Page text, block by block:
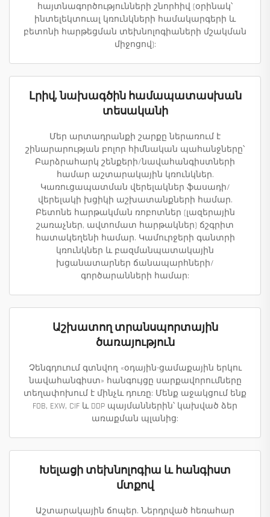
հայտնագործությունների շնորհիվ (օրինակ՝
ինտելեկտուալ կռունկների համակարգերի և
բետոնի հարթեցման տեխնոլոգիաների մշակման
միջոցով):
Լրիվ, նախագծին համապատասխան
տեսականի
Մեր արտադրանքի շարքը ներառում է
շինարարության բոլոր հիմնական պահանջները՝
Բարձրահարկ շենքերի/նավահանգիստների
համար աշտարակային կռունկներ.
Կառուցապատման վերելակներ ֆասադի/
վերելակի խցիկի աշխատանքների համար.
Բետոնե հարթակման ռոբոտներ (լազերային
շառաչներ, ավտոմատ հարթակներ) ճշգրիտ
հատակեղենի համար. Կամուրջերի գանտրի
կռունկներ և բազմանպատակային
խցանատարներ ճանապարհների/
գործարանների համար:
Աշխատող տրանսպորտային
ծառայություն
Չենգդուում գտնվող «օդային-ցամաքային երկու
նավահանգիստ» հանգույցը սարքավորումները
տեղափոխում է մինչև դուռը: Մենք աջակցում ենք
FOB, EXW, CIF և DDP պայմաններին՝ կախված ձեր
առաքման պլանից:
Խելացի տեխնոլոգիա և հանգիստ
մտքով
Աշտարակային ճոպեր. Ներդրված հեռահար